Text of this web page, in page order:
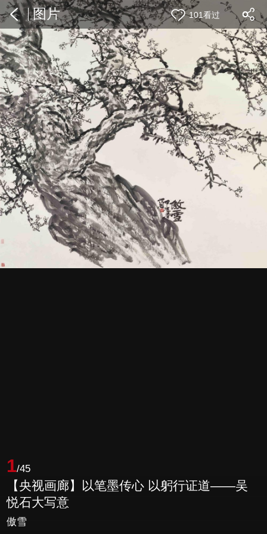
图片 101看过
1/45
【央视画廊】以笔墨传心 以躬行证道——吴
悦石大写意
傲雪